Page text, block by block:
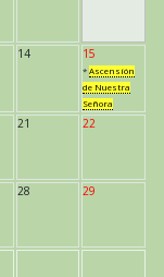
14 15
* Ascensión
de Nuestra
Señora
21 22
28 29